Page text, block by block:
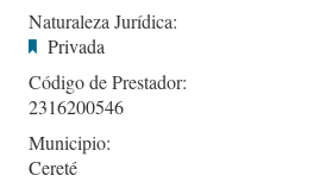
Naturaleza Jurídica:
Privada
Código de Prestador:
2316200546
Municipio:
Cereté